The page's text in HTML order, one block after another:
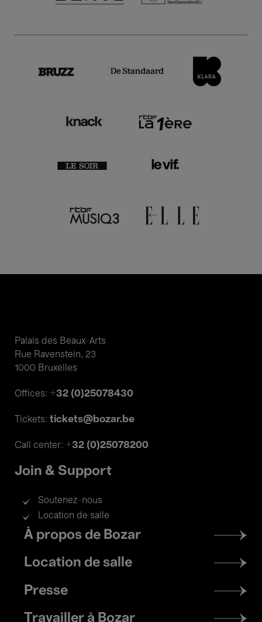
Palais des Beaux-Arts
Rue Ravenstein, 23
1000 Bruxelles
Offices: +32 (0)25078430
Tickets: tickets@bozar.be
Call center: +32 (0)25078200
Join & Support
Soutenez-nous
Location de salle
Footer
menu
À propos de Bozar
Location de salle
Presse
Travailler à Bozar